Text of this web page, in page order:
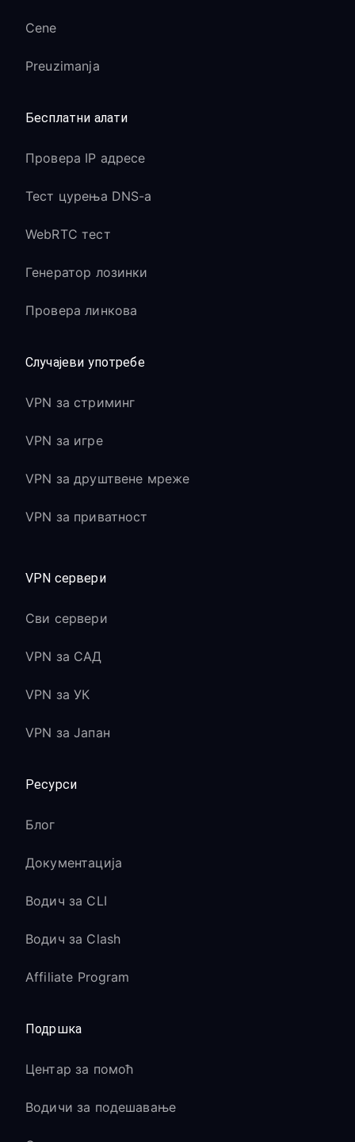
Cene
Preuzimanja
Бесплатни алати
Провера IP адресе
Тест цурења DNS-а
WebRTC тест
Генератор лозинки
Провера линкова
Случајеви употребе
VPN за стриминг
VPN за игре
VPN за друштвене мреже
VPN за приватност
VPN сервери
Сви сервери
VPN за САД
VPN за УК
VPN за Јапан
Ресурси
Блог
Документација
Водич за CLI
Водич за Clash
Affiliate Program
Подршка
Центар за помоћ
Водичи за подешавање